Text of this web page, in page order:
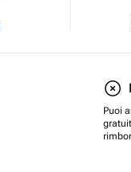
Puoi